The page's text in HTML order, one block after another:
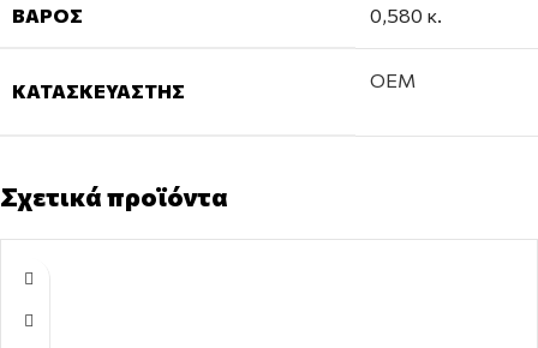
ΒΆΡΟΣ
0,580 κ.
ΚΑΤΑΣΚΕΥΑΣΤΉΣ OEM
Σχετικά προϊόντα